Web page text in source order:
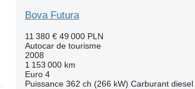
Bova Futura
11 380 € 49 000 PLN
Autocar de tourisme
2008
1 153 000 km
Euro 4
Puissance 362 ch (266 kW) Carburant diesel